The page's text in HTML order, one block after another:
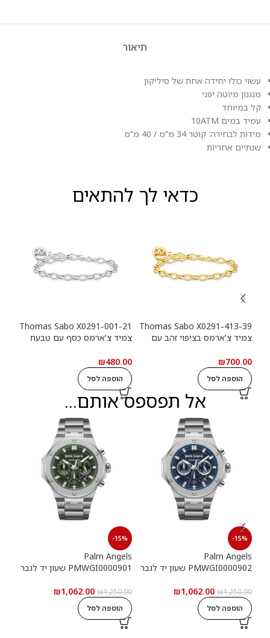
תיאור
עשוי כולו יחידה אחת של סיליקון
מנגנון מיוטה יפני
קל במיוחד
עמיד במים 10ATM
מידות לבחירה: קוטר 34 מ"מ / 40 מ"מ
שנתיים אחריות
כדאי לך להתאים
Thomas Sabo X0291-413-39
צמיד צ'ארמס בציפוי זהב עם
₪700.00
הוספה לסל
Thomas Sabo X0291-001-21
צמיד צ'ארמס כסף עם טבעת
₪480.00
הוספה לסל
אל תפספס אותם...
-15%
Palm Angels
PMWGI0000902 שעון יד לגבר
₪1,250.00
₪1,062.00
הוספה לסל
-15%
Palm Angels
PMWGI0000901 שעון יד לגבר
₪1,250.00
₪1,062.00
הוספה לסל